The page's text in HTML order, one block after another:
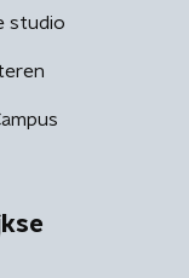
studio